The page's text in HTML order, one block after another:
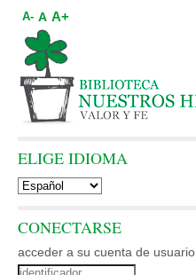
A- A A+
ELIGE IDIOMA
CONECTARSE
acceder a su cuenta de usuario